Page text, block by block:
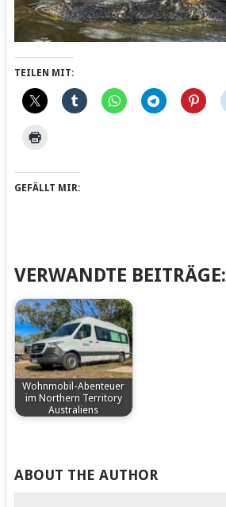
TEILEN MIT:
GEFÄLLT MIR:
VERWANDTE BEITRÄGE:
Wohnmobil-Abenteuer
im Northern Territory
Australiens
ABOUT THE AUTHOR